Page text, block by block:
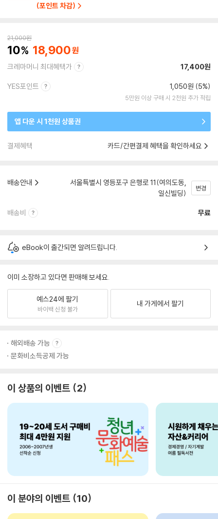
(포인트 차감)
21,000원
10 18,900
크레마머니 최대혜택가 17,400원
YES포인트 1,050원 (5%)
5만원 이상 구매 시 2천원 추가 적립
앱 다운 시 1천원 상품권
결제혜택 카드/간편결제 혜택을 확인하세요
배송안내
서울특별시 영등포구 은행로 11(여의도동,
일신빌딩)
변경
배송비 무료
eBook이 출간되면 알려드립니다.
이미 소장하고 있다면 판매해 보세요.
예스24에 팔기
바이백 신청 불가
내 가게에서 팔기
해외배송 가능
문화비소득공제 가능
이 상품의 이벤트 2
이 분야의 이벤트 10